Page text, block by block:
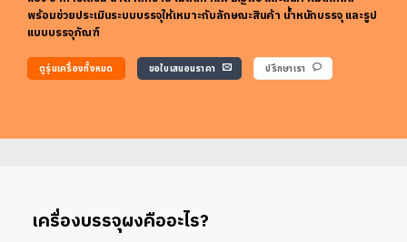
พร้อมช่วยประเมินระบบบรรจุให้เหมาะกับลักษณะสินค้า น้ำหนักบรรจุ และรูป
แบบบรรจุภัณฑ์
ดูรุ่นเครื่องทั้งหมด ขอใบเสนอนราคา ปรึกษาเรา
เครื่องบรรจุผงคืออะไร?